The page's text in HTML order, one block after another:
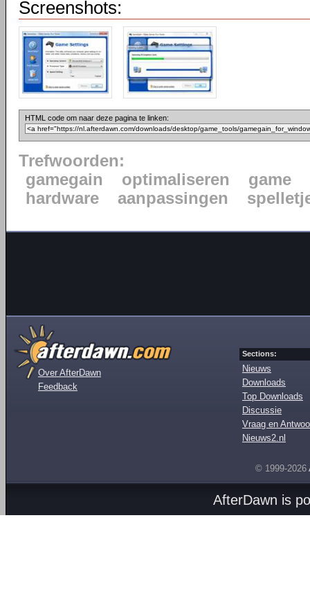
Screenshots:
HTML code om naar deze pagina te linken:
Trefwoorden:
gamegain
optimaliseren
game
hardware
aanpassingen
Over AfterDawn
Feedback
Sections:
Nieuws
Downloads
Top Downloads
Discussie
Vraag en
Nieuws2.nl
© 1999-2026
AfterDawn is